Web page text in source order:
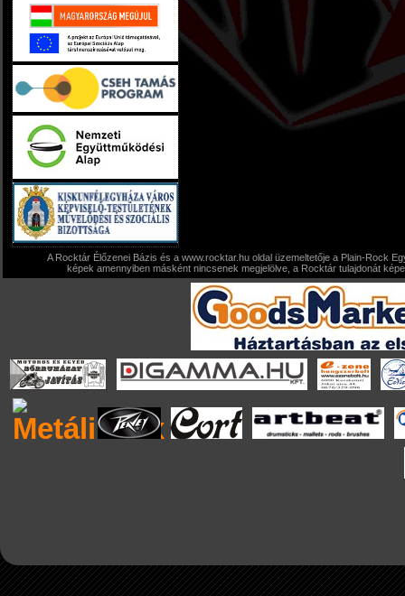
A Rocktár Élőzenei Bázis és a www.rocktar.hu oldal üzemeltetője a Plain-Rock
képek amennyiben másként nincsenek megjelölve, a Rocktár tulajdonát